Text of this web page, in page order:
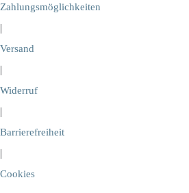
Zahlungsmöglichkeiten
|
Versand
|
Widerruf
|
Barrierefreiheit
|
Cookies